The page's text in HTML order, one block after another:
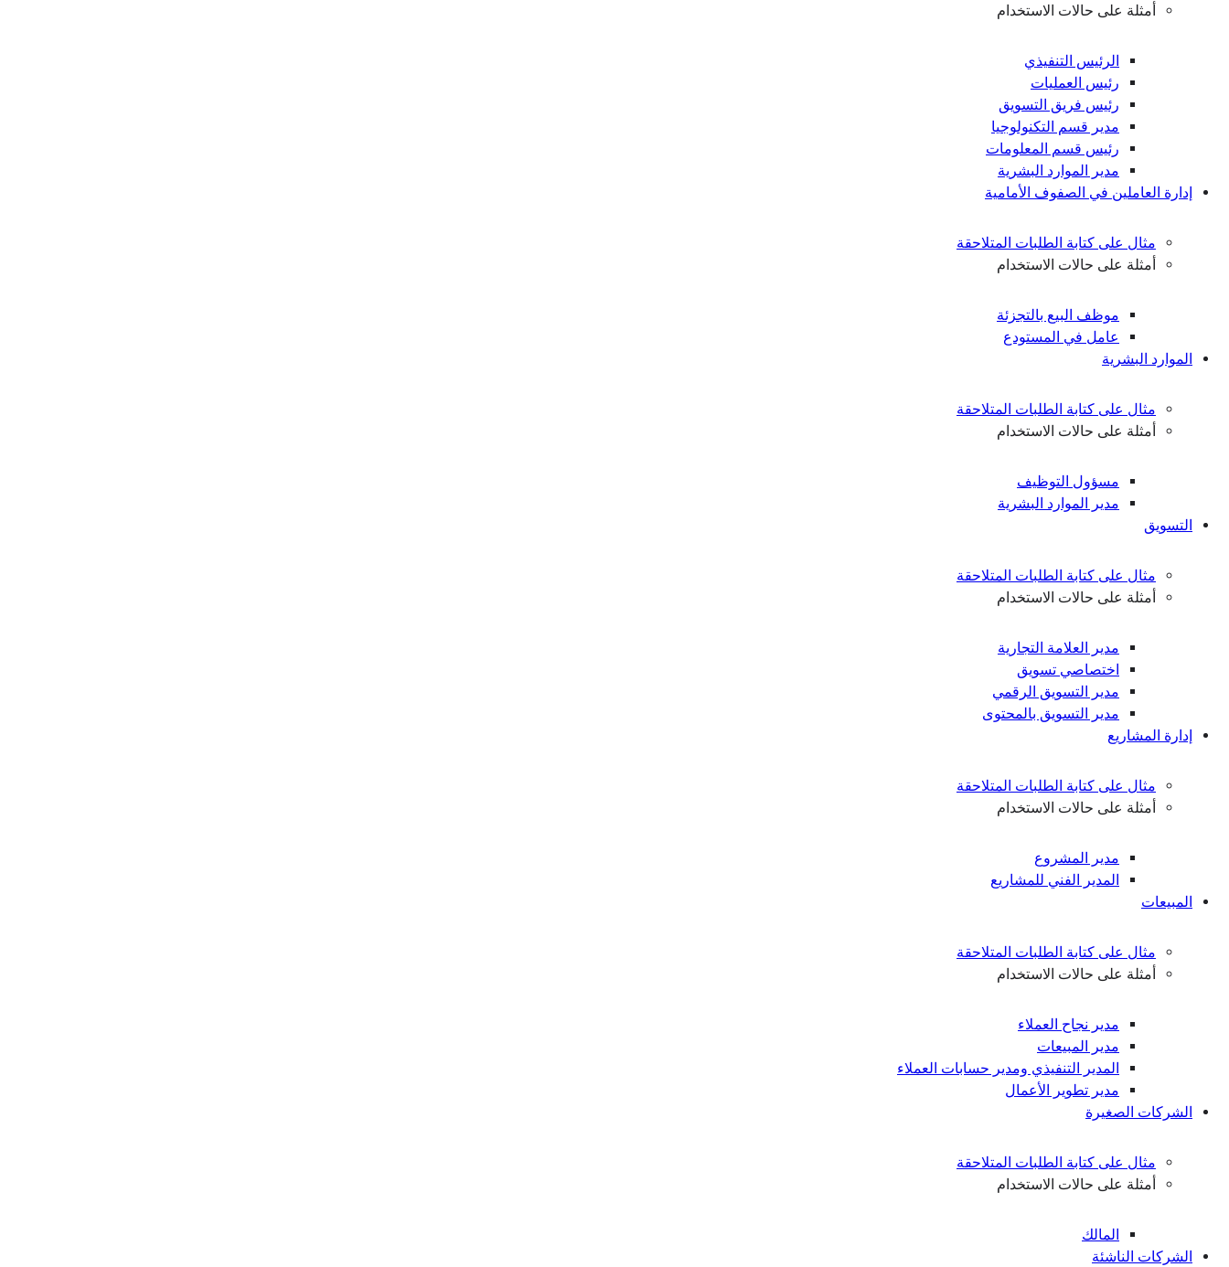
أمثلة على حالات الاستخدام
الرئيس التنفيذي
رئيس العمليات
رئيس فريق التسويق
مدير قسم التكنولوجيا
رئيس قسم المعلومات
مدير الموارد البشرية
إدارة العاملين في الصفوف الأمامية
مثال على كتابة الطلبات المتلاحقة
أمثلة على حالات الاستخدام
موظف البيع بالتجزئة
عامل في المستودع
الموارد البشرية
مثال على كتابة الطلبات المتلاحقة
أمثلة على حالات الاستخدام
مسؤول التوظيف
مدير الموارد البشرية
التسويق
مثال على كتابة الطلبات المتلاحقة
أمثلة على حالات الاستخدام
مدير العلامة التجارية
اختصاصي تسويق
مدير التسويق الرقمي
مدير التسويق بالمحتوى
إدارة المشاريع
مثال على كتابة الطلبات المتلاحقة
أمثلة على حالات الاستخدام
مدير المشروع
المدير الفني للمشاريع
المبيعات
مثال على كتابة الطلبات المتلاحقة
أمثلة على حالات الاستخدام
مدير نجاح العملاء
مدير المبيعات
المدير التنفيذي ومدير حسابات العملاء
مدير تطوير الأعمال
الشركات الصغيرة
مثال على كتابة الطلبات المتلاحقة
أمثلة على حالات الاستخدام
المالك
الشركات الناشئة